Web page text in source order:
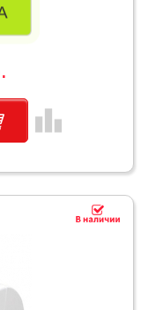
leaderboard